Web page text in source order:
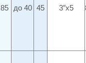
85 до 40 45 3″x5